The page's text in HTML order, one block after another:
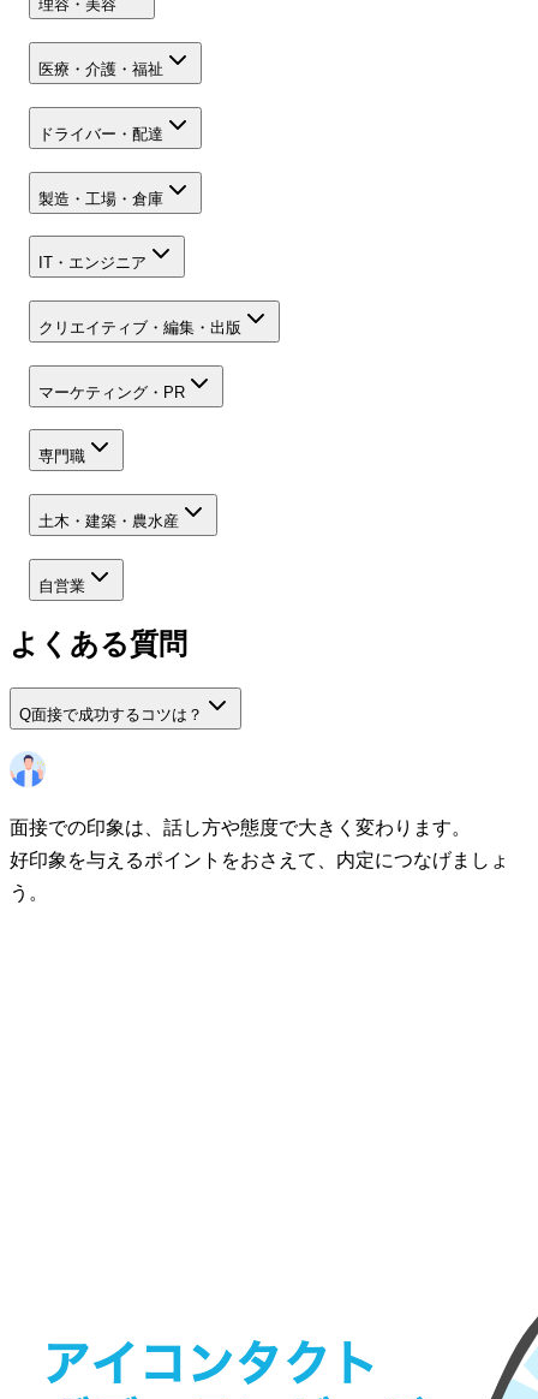
理容・美容
医療・介護・福祉
ドライバー・配達
製造・工場・倉庫
IT・エンジニア
クリエイティブ・編集・出版
マーケティング・PR
専門職
土木・建築・農水産
自営業
よくある質問
Q面接で成功するコツは？
面接での印象は、話し方や態度で大きく変わります。
好印象を与えるポイントをおさえて、内定につなげましょ
う。